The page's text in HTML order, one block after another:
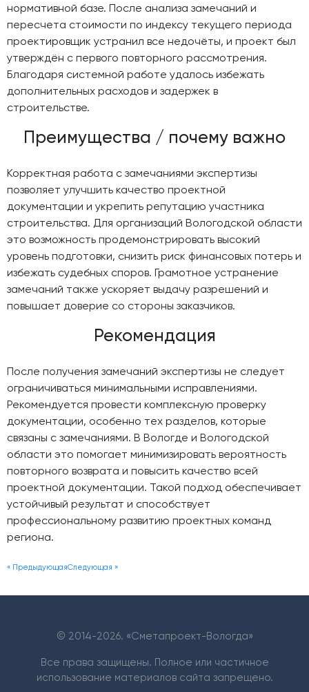
нормативной базе. После анализа замечаний и
пересчета стоимости по индексу текущего периода
проектировщик устранил все недочёты, и проект был
утверждён с первого повторного рассмотрения.
Благодаря системной работе удалось избежать
дополнительных расходов и задержек в
строительстве.
Преимущества / почему важно
Корректная работа с замечаниями экспертизы
позволяет улучшить качество проектной
документации и укрепить репутацию участника
строительства. Для организаций Вологодской области
это возможность продемонстрировать высокий
уровень подготовки, снизить риск финансовых потерь и
избежать судебных споров. Грамотное устранение
замечаний также ускоряет выдачу разрешений и
повышает доверие со стороны заказчиков.
Рекомендация
После получения замечаний экспертизы не следует
ограничиваться минимальными исправлениями.
Рекомендуется провести комплексную проверку
документации, особенно тех разделов, которые
связаны с замечаниями. В Вологде и Вологодской
области это помогает минимизировать вероятность
повторного возврата и повысить качество всей
проектной документации. Такой подход обеспечивает
устойчивый результат и способствует
профессиональному развитию проектных команд
региона.
Следующая »
« Предыдующая
© 2014-2026. «Сметапроект-Вологда»
Все права защищены. Полное или частичное
использование материалов сайта запрещено.